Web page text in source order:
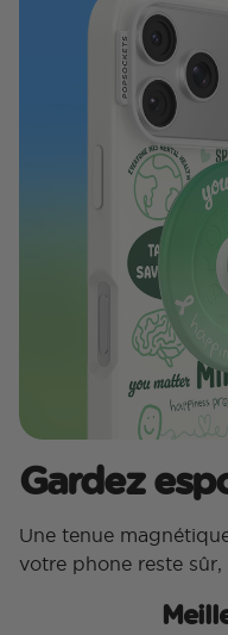
Gardez
Une tenue
votre phone reste sûr,